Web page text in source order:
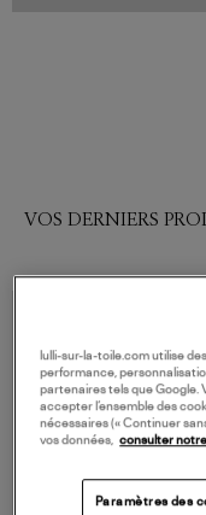
VOS DERNIERS
lulli-sur-la-toile.com utilise
performance,
partenaires tels que Google.
accepter l’ensemble des
nécessaires (« Continuer
vos données, consulter
Paramètres des